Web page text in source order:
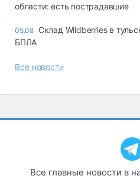
области: есть пострадавшие
05.08 Склад Wildberries в
БПЛА
Все новости
Все главные новости в